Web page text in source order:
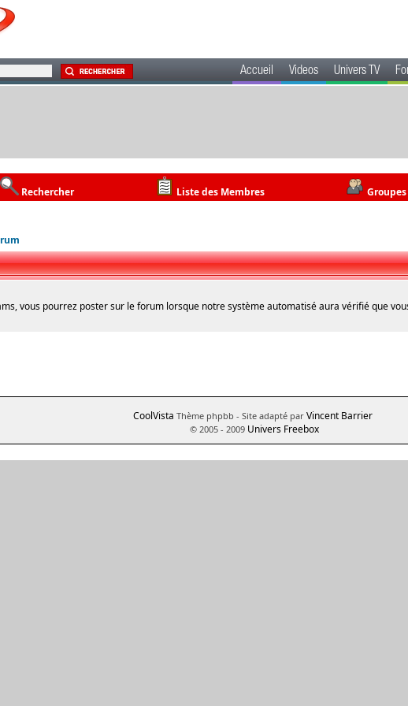
Accueil Videos Univers TV
Rechercher Liste des Membres
vous pourrez poster sur le forum lorsque notre système automatisé aura vérifié que
CoolVista Thème phpbb - Site adapté par Vincent Barrier
© 2005 - 2009 Univers Freebox